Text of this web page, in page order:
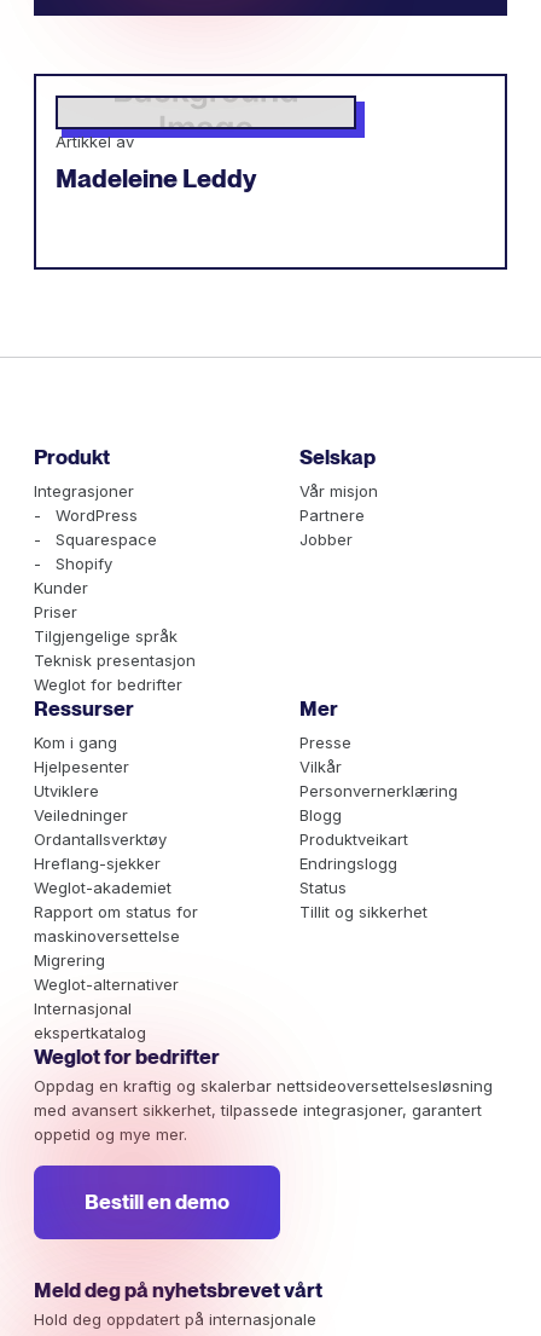
Artikkel av
Madeleine Leddy
Produkt
Integrasjoner
- WordPress
- Squarespace
- Shopify
Kunder
Priser
Tilgjengelige språk
Teknisk presentasjon
Weglot for bedrifter
Selskap
Vår misjon
Partnere
Jobber
Ressurser
Kom i gang
Hjelpesenter
Utviklere
Veiledninger
Ordantallsverktøy
Hreflang-sjekker
Weglot-akademiet
Rapport om status for
maskinoversettelse
Migrering
Weglot-alternativer
Internasjonal
ekspertkatalog
Mer
Presse
Vilkår
Personvernerklæring
Blogg
Produktveikart
Endringslogg
Status
Tillit og sikkerhet
Weglot for bedrifter
Oppdag en kraftig og skalerbar nettsideoversettelsesløsning
med avansert sikkerhet, tilpassede integrasjoner, garantert
oppetid og mye mer.
Bestill en demo
Meld deg på nyhetsbrevet vårt
Hold deg oppdatert på internasjonale